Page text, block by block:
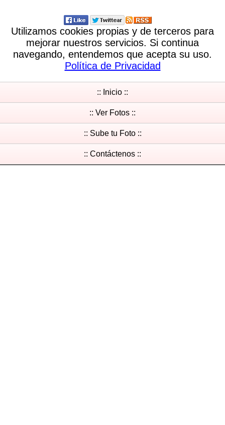
Utilizamos cookies propias y de terceros para
mejorar nuestros servicios. Si continua
navegando, entendemos que acepta su uso.
Política de Privacidad
:: Inicio ::
:: Ver Fotos ::
:: Sube tu Foto ::
:: Contáctenos ::